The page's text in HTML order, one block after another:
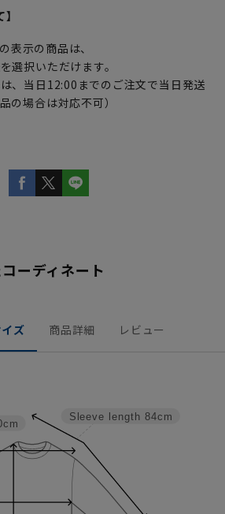
の表示の商品は、
選択いただけます。
、当日12:00までのご注文で当日発送
の場合は対応不可）
ーディネート
ズ 商品詳細 レビュー
Sleeve length 84cm